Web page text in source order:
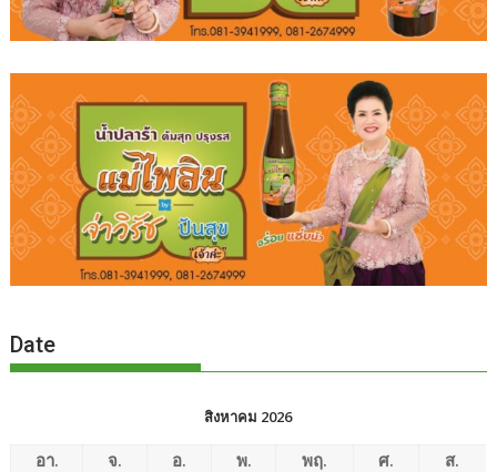
Date
สิงหาคม 2026
อา. จ. อ. พ. พฤ. ศ.
ส.